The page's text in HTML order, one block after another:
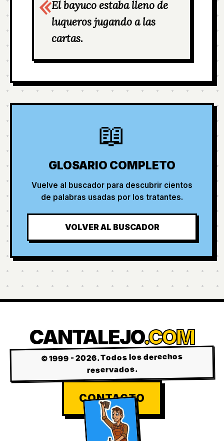
El bayuco estaba lleno de
luqueros jugando a las
cartas.
📖
GLOSARIO COMPLETO
Vuelve al buscador para descubrir cientos
de palabras usadas por los tratantes.
VOLVER AL BUSCADOR
CANTALEJO.COM
© 1999 - 2026. Todos los derechos
reservados.
CONTACTO